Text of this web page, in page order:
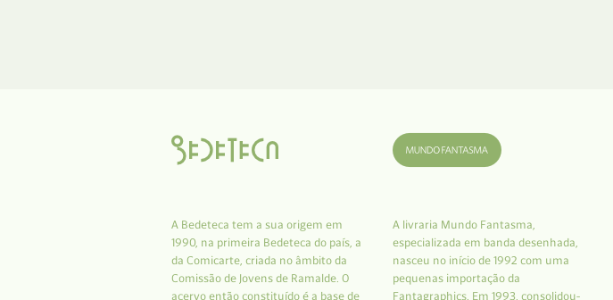
A Bedeteca tem a sua origem em
1990, na primeira Bedeteca do país, a
da Comicarte, criada no âmbito da
Comissão de Jovens de Ramalde. O
acervo então constituído é a base de
A livraria Mundo Fantasma,
especializada em banda desenhada,
nasceu no início de 1992 com uma
pequenas importação da
Fantagraphics. Em 1993, consolidou-